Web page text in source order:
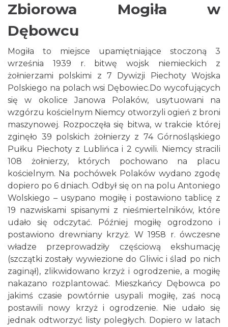
Zbiorowa Mogiła w
Dębowcu
Mogiła to miejsce upamiętniające stoczoną 3
września 1939 r. bitwę wojsk niemieckich z
żołnierzami polskimi z 7 Dywizji Piechoty Wojska
Polskiego na polach wsi Dębowiec.Do wycofujących
się w okolice Janowa Polaków, usytuowani na
wzgórzu kościelnym Niemcy otworzyli ogień z broni
maszynowej. Rozpoczęła się bitwa, w trakcie której
zginęło 39 polskich żołnierzy z 74 Górnośląskiego
Pułku Piechoty z Lublińca i 2 cywili. Niemcy stracili
108 żołnierzy, których pochowano na placu
kościelnym. Na pochówek Polaków wydano zgodę
dopiero po 6 dniach. Odbył się on na polu Antoniego
Wolskiego – usypano mogiłę i postawiono tablicę z
19 nazwiskami spisanymi z nieśmiertelników, które
udało się odczytać. Później mogiłę ogrodzono i
postawiono drewniany krzyż. W 1958 r. ówczesne
władze przeprowadziły częściową ekshumację
(szczątki zostały wywiezione do Gliwic i ślad po nich
zaginął), zlikwidowano krzyż i ogrodzenie, a mogiłę
nakazano rozplantować. Mieszkańcy Dębowca po
jakimś czasie powtórnie usypali mogiłę, zaś nocą
postawili nowy krzyż i ogrodzenie. Nie udało się
jednak odtworzyć listy poległych. Dopiero w latach